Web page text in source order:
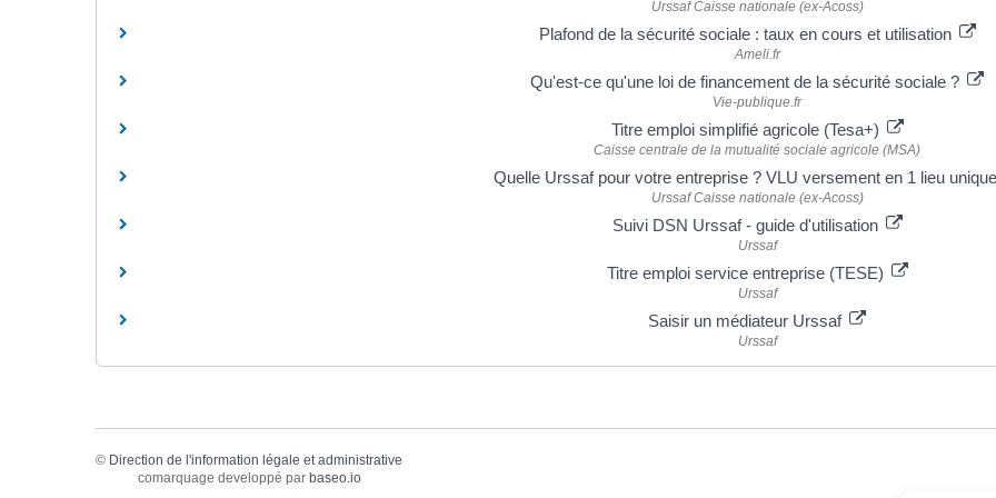
Urssaf Caisse nationale (ex-Acoss)
Plafond de la sécurité sociale : taux en cours et utilisation
Ameli.fr
Qu'est-ce qu'une loi de financement de la sécurité sociale ?
Vie-publique.fr
Titre emploi simplifié agricole (Tesa+)
Caisse centrale de la mutualité sociale agricole (MSA)
Quelle Urssaf pour votre entreprise ? VLU versement en 1 lieu
Urssaf Caisse nationale (ex-Acoss)
Suivi DSN Urssaf - guide d'utilisation
Urssaf
Titre emploi service entreprise (TESE)
Urssaf
Saisir un médiateur Urssaf
Urssaf
© Direction de l'information légale et administrative
comarquage developpé par baseo.io